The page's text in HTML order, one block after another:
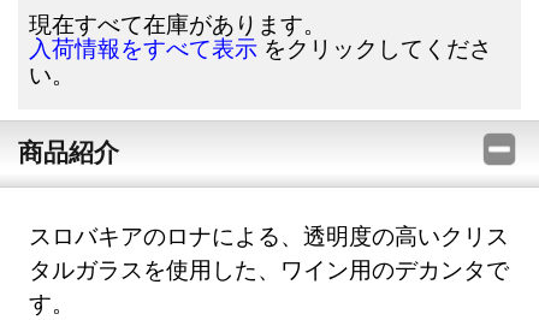
現在すべて在庫があります。
入荷情報をすべて表示 をクリックしてくださ
い。
商品紹介
スロバキアのロナによる、透明度の高いクリス
タルガラスを使用した、ワイン用のデカンタで
す。